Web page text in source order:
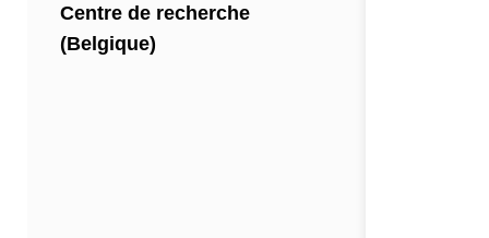
Centre de recherche
(Belgique)